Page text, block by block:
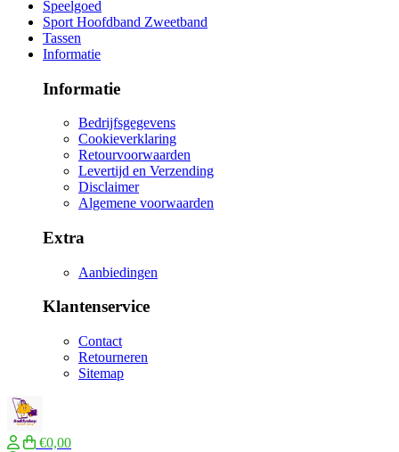
Speelgoed
Sport Hoofdband Zweetband
Tassen
Informatie
Informatie
Bedrijfsgegevens
Cookieverklaring
Retourvoorwaarden
Levertijd en Verzending
Disclaimer
Algemene voorwaarden
Extra
Aanbiedingen
Klantenservice
Contact
Retourneren
Sitemap
€0,00